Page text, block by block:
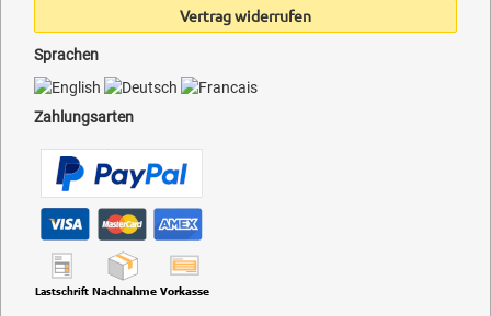
Vertrag widerrufen
Sprachen
Zahlungsarten